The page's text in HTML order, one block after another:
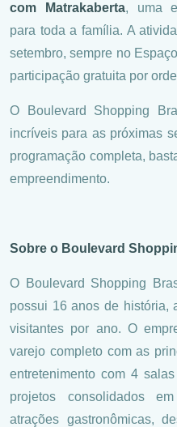
com Matrakaberta, uma
para toda a família. A
setembro, sempre no
participação gratuita por
O Boulevard Shopping
incríveis para as próximas
programação completa,
empreendimento.
Sobre o Boulevard
O Boulevard Shopping
possui 16 anos de história,
visitantes por ano. O
varejo completo com as
entretenimento com 4
projetos consolidados
atrações gastronômicas,